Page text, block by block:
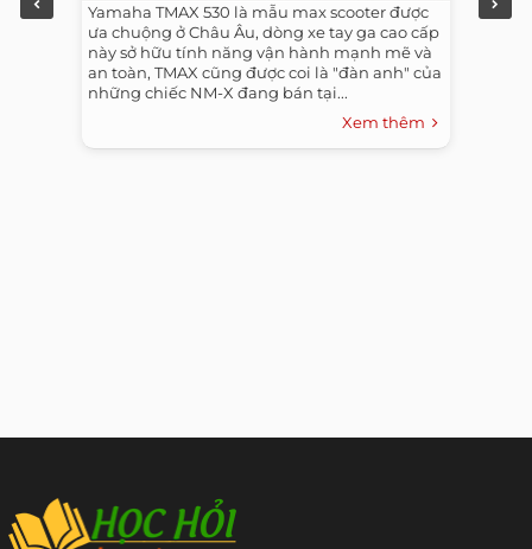
Yamaha TMAX 530 là mẫu max scooter được
ưa chuộng ở Châu Âu, dòng xe tay ga cao cấp
này sở hữu tính năng vận hành mạnh mẽ và
an toàn, TMAX cũng được coi là "đàn anh" của
những chiếc NM-X đang bán tại...
Xem thêm